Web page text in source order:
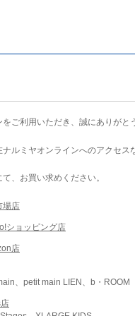
ご利用いただき、誠にありがと
ルミヤオンラインへのアクセス
、お買い求めください。
場店
ショッピング店
店
、petit main LIEN、b・ROOM